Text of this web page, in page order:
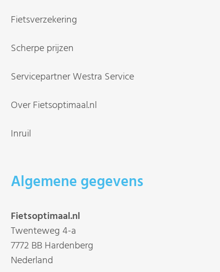
Fietsverzekering
Scherpe prijzen
Servicepartner Westra Service
Over Fietsoptimaal.nl
Inruil
Algemene gegevens
Fietsoptimaal.nl
Twenteweg 4-a
7772 BB Hardenberg
Nederland